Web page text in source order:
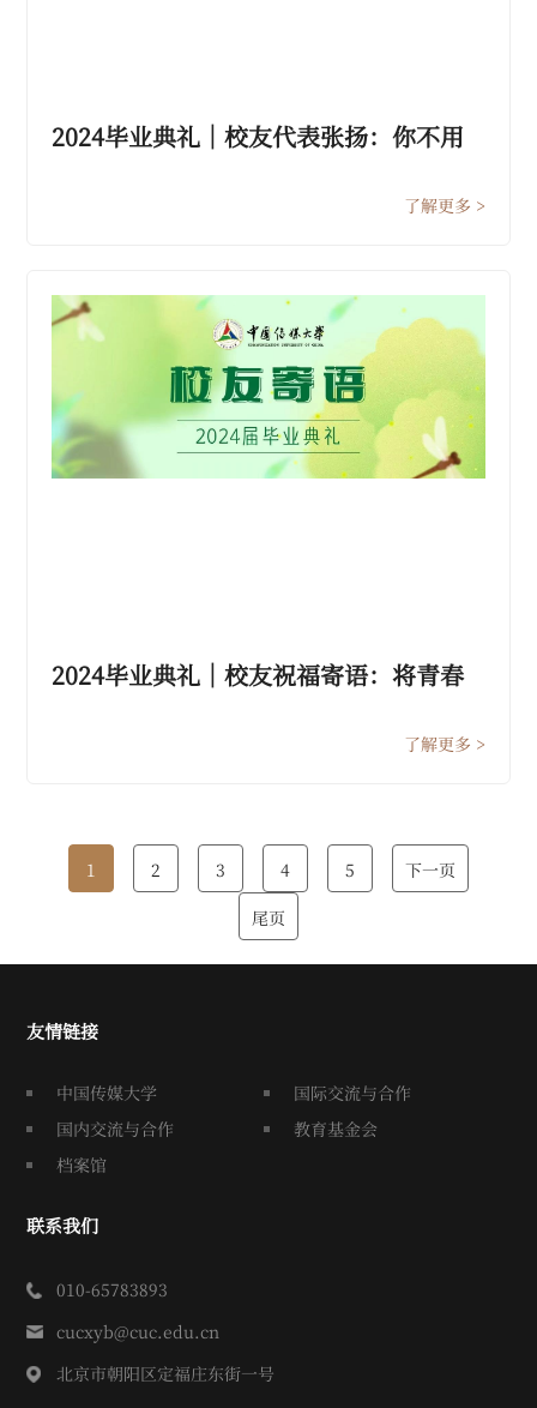
2024毕业典礼｜校友代表张扬：你不用
了解更多 >
2024毕业典礼｜校友祝福寄语：将青春
了解更多 >
1 2 3 4 5
下一页
尾页
友情链接
中国传媒大学
国际交流与合作
国内交流与合作
教育基金会
档案馆
联系我们
010-65783893
cucxyb@cuc.edu.cn
北京市朝阳区定福庄东街一号